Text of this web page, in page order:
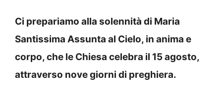
Ci prepariamo alla solennità di Maria
Santissima Assunta al Cielo, in anima e
corpo, che le Chiesa celebra il 15 agosto,
attraverso nove giorni di preghiera.